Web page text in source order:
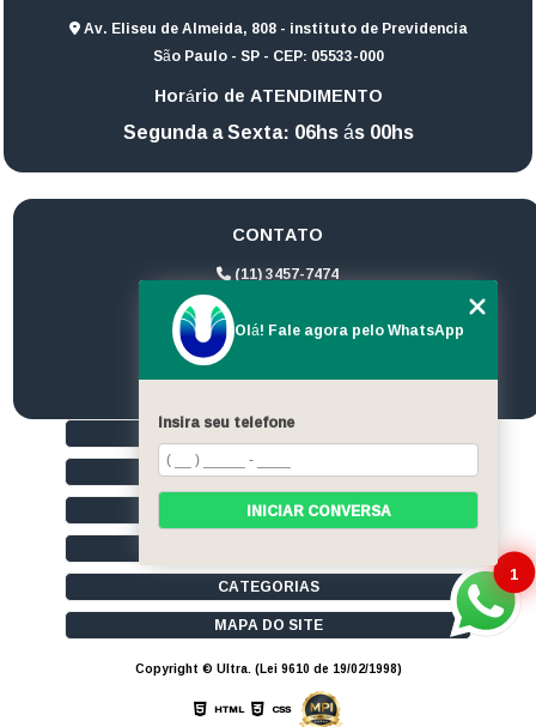
Av. Eliseu de Almeida, 808 - instituto de Previdencia
São Paulo - SP - CEP: 05533-000
Horário de ATENDIMENTO
Segunda a Sexta: 06hs ás 00hs
CONTATO
(11) 3457-7474
(11) 94172-1974
contato@ultrageradores.com
HOME
QUEM SOMOS
SERVIÇOS
CATEGORIAS
MAPA DO SITE
Copyright © Ultra. (Lei 9610 de 19/02/1998)
HTML CSS
1
Olá! Fale agora pelo WhatsApp
Insira seu telefone
INICIAR CONVERSA